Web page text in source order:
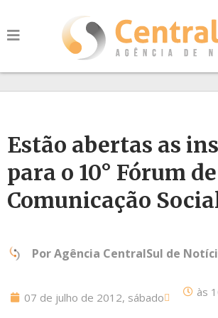
Estão abertas as
para o 10° Fórum de
Comunicação
PorAgência CentralSul de
07 de julho de 2012, sábado às